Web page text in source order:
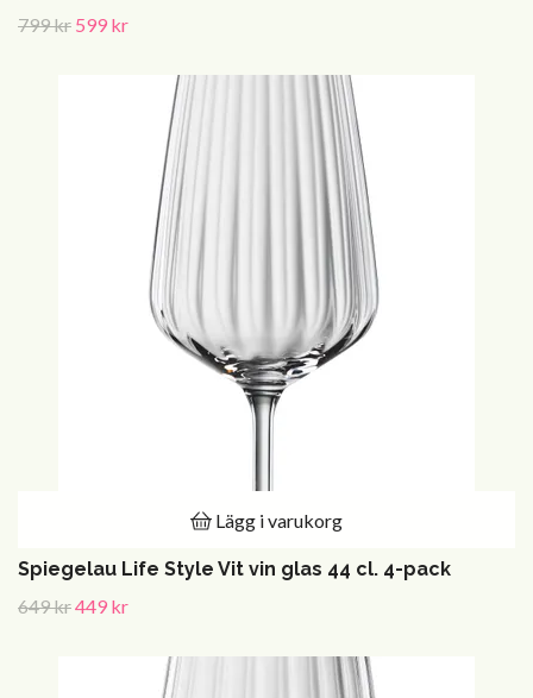
799 kr 599 kr
Lägg i varukorg
Spiegelau Life Style Vit vin glas 44 cl. 4-pack
649 kr449 kr